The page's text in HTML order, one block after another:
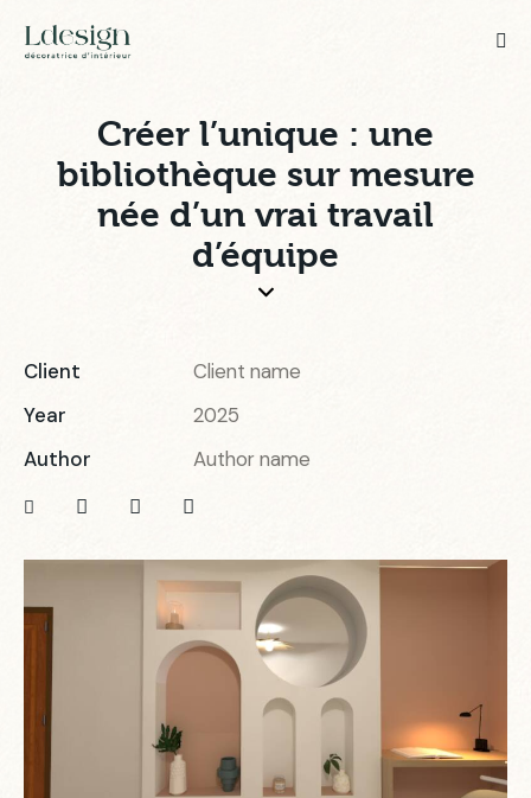
Créer l’unique : une
bibliothèque sur mesure
née d’un vrai travail
d’équipe
Client
Client name
Year
2025
Author
Author name